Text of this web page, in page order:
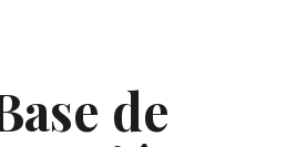
de